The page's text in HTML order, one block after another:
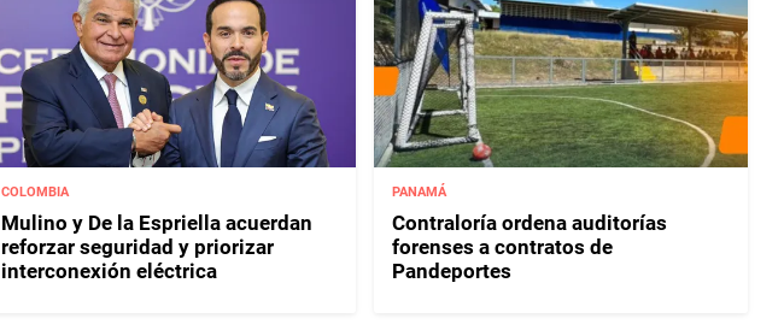
COLOMBIA
Mulino y De la Espriella acuerdan
reforzar seguridad y priorizar
interconexión eléctrica
PANAMÁ
Contraloría ordena auditorías
forenses a contratos de
Pandeportes